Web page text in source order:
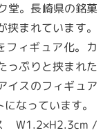
堂。長崎県の銘菓
まれています。
フィギュア化。カ
っぷりと挟まれた
イスのフィギュア
なっています。
W1.2×H2.3cm /